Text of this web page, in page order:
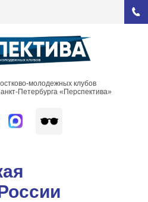
молодежных клубов
Петербурга «Перспектива»